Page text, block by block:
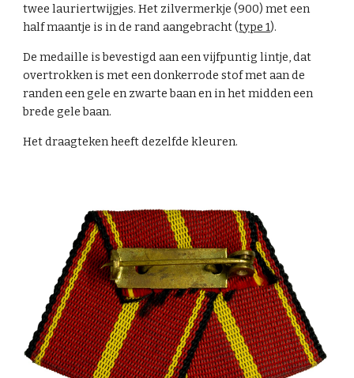
twee lauriertwijgjes. Het zilvermerkje (900) met een
half maantje is in de rand aangebracht (type 1).
De medaille is bevestigd aan een vijfpuntig lintje, dat
overtrokken is met een donkerrode stof met aan de
randen een gele en zwarte baan en in het midden een
brede gele baan.
Het draagteken heeft dezelfde kleuren.